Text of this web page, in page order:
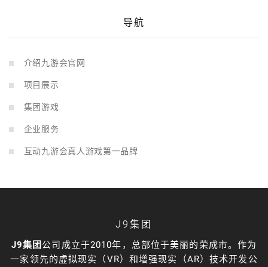
导航
介绍九游会官网
项目展示
集团游戏
企业服务
互动九游会真人游戏第一品牌
J9集团
J9集团 公司成立于2010年，总部位于美丽的荣成市。作为
一家领先的虚拟现实（VR）和增强现实（AR）技术开发公